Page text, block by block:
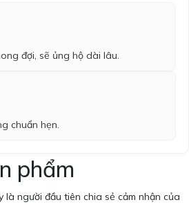
đợi, sẽ ủng hộ dài lâu.
chuẩn hẹn.
phẩm
người đầu tiên chia sẻ cảm nhận của